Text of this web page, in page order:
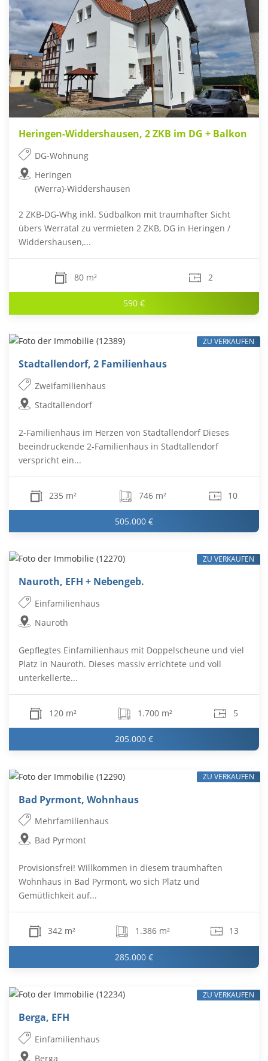
Heringen-Widdershausen, 2 ZKB im DG + Balkon
DG-Wohnung
Heringen
(Werra)-Widdershausen
2 ZKB-DG-Whg inkl. Südbalkon mit traumhafter Sicht
übers Werratal zu vermieten 2 ZKB, DG in Heringen /
Widdershausen,...
80 m² 2
590 €
Stadtallendorf, 2 Familienhaus
Zweifamilienhaus
Stadtallendorf
2-Familienhaus im Herzen von Stadtallendorf Dieses
beeindruckende 2-Familienhaus in Stadtallendorf
verspricht ein...
235 m² 746 m² 10
505.000 €
ZU VERKAUFEN
Nauroth, EFH + Nebengeb.
Einfamilienhaus
Nauroth
Gepflegtes Einfamilienhaus mit Doppelscheune und viel
Platz in Nauroth. Dieses massiv errichtete und voll
unterkellerte...
120 m² 1.700 m² 5
205.000 €
ZU VERKAUFEN
Bad Pyrmont, Wohnhaus
Mehrfamilienhaus
Bad Pyrmont
Provisionsfrei! Willkommen in diesem traumhaften
Wohnhaus in Bad Pyrmont, wo sich Platz und
Gemütlichkeit auf...
342 m² 1.386 m² 13
285.000 €
ZU VERKAUFEN
Berga, EFH
Einfamilienhaus
Berga
ZU VERKAUFEN